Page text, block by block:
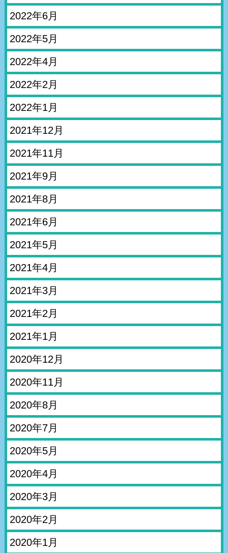
2022年6月
2022年5月
2022年4月
2022年2月
2022年1月
2021年12月
2021年11月
2021年9月
2021年8月
2021年6月
2021年5月
2021年4月
2021年3月
2021年2月
2021年1月
2020年12月
2020年11月
2020年8月
2020年7月
2020年5月
2020年4月
2020年3月
2020年2月
2020年1月